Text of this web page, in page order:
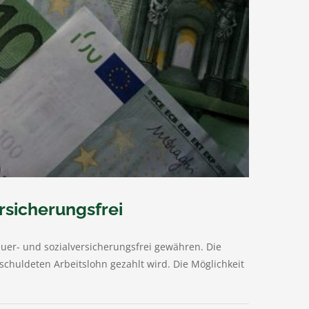
und sozialversicherungsfrei gewähren. Die
Arbeitslohn gezahlt wird. Die Möglichkeit